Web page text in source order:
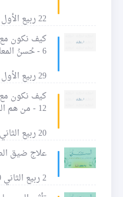
22 ربيع الأول 1438 للهجرة
كيف نكون مع
6 - حُسنُ المعاملة، ثمرة الصبر والتواضع
29 ربيع الأول 1438 للهجرة
كيف نكون مع
12 - من هم الصابرون
20 ربيع الثاني 1438 للهجرة
علاج ضيق
2 ربيع الثاني 1439 للهجرة - أخوات